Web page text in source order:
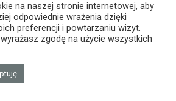
na naszej stronie internetowej, aby
odpowiednie wrażenia dzięki
preferencji i powtarzaniu wizyt.
wyrażasz zgodę na użycie wszystkich